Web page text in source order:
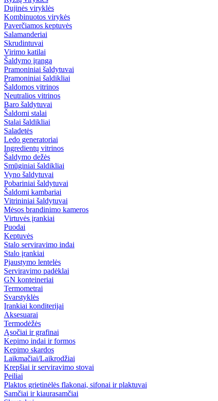
Dujinės viryklės
Kombinuotos virykės
Paverčiamos keptuvės
Salamanderiai
Skrudintuvai
Virimo katilai
Šaldymo įranga
Pramoniniai šaldytuvai
Pramoniniai šaldikliai
Šaldomos vitrinos
Neutralios vitrinos
Baro šaldytuvai
Šaldomi stalai
Stalai šaldikliai
Saladetės
Ledo generatoriai
Ingredientų vitrinos
Šaldymo dežės
Smūginiai šaldikliai
Vyno šaldytuvai
Pobariniai šaldytuvai
Šaldomi kambariai
Vitrininiai šaldytuvai
Mėsos brandinimo kameros
Virtuvės įrankiai
Puodai
Keptuvės
Stalo serviravimo indai
Stalo įrankiai
Pjaustymo lentelės
Serviravimo padėklai
GN konteineriai
Termometrai
Svarstyklės
Įrankiai konditerijai
Aksesuarai
Termodėžės
Ąsočiai ir grafinai
Kepimo indai ir formos
Kepimo skardos
Laikmačiai/Laikrodžiai
Krepšiai ir serviravimo stovai
Peiliai
Plaktos grietinėlės flakonai, sifonai ir plaktuvai
Samčiai ir kiaurasamčiai